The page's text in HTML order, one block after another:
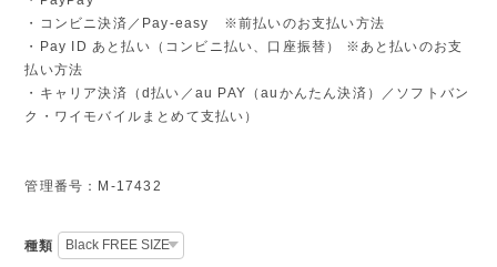
・コンビニ決済／Pay-easy ※前払いのお支払い方法
・Pay ID あと払い（コンビニ払い、口座振替） ※あと払いのお支
払い方法
・キャリア決済（d払い／au PAY（auかんたん決済）／ソフトバン
ク・ワイモバイルまとめて支払い）
管理番号：M-17432
種類